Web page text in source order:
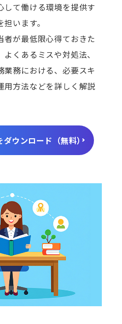
して働ける環境を提供す
います。
者が最低限心得ておきた
くあるミスや対処法、
業務における、必要スキ
用方法などを詳しく解説
ダウンロード（無料）